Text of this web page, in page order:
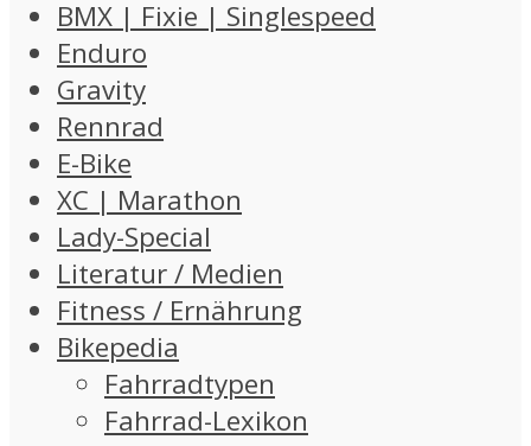
BMX | Fixie | Singlespeed
Enduro
Gravity
Rennrad
E-Bike
XC | Marathon
Lady-Special
Literatur / Medien
Fitness / Ernährung
Bikepedia
Fahrradtypen
Fahrrad-Lexikon